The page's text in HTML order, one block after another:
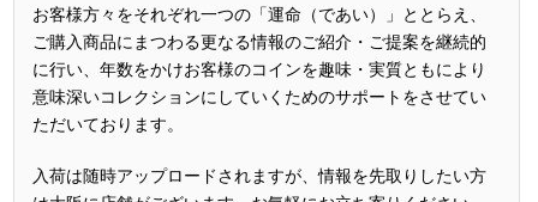
お客様方々をそれぞれ一つの「運命（であい）」ととらえ、
ご購入商品にまつわる更なる情報のご紹介・ご提案を継続的
に行い、年数をかけお客様のコインを趣味・実質ともにより
意味深いコレクションにしていくためのサポートをさせてい
ただいております。
入荷は随時アップロードされますが、情報を先取りしたい方